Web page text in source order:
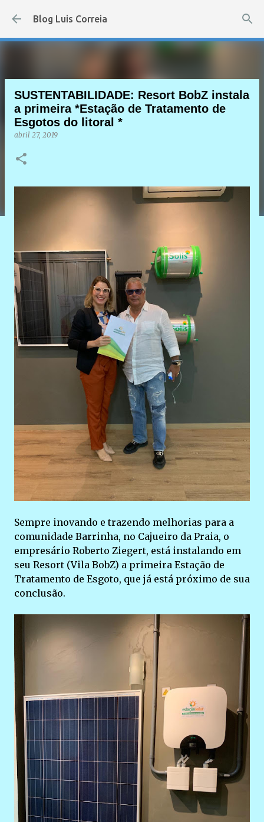
Pular para o conteúdo principal
Blog Luis Correia
SUSTENTABILIDADE: Resort BobZ instala
a primeira *Estação de Tratamento de
Esgotos do litoral *
abril 27, 2019
Sempre inovando e trazendo melhorias para a
comunidade Barrinha, no Cajueiro da Praia, o
empresário Roberto Ziegert, está instalando em
seu Resort (Vila BobZ) a primeira Estação de
Tratamento de Esgoto, que já está próximo de sua
conclusão.